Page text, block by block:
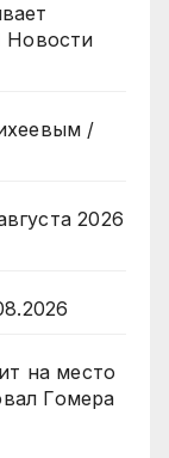
Новости
/
2026
на место
Гомера